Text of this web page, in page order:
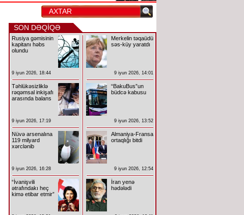
SON DƏQİQƏ
Rusiya gəmisinin
kapitanı həbs
olundu
9 iyun 2026, 18:44
Təhlükəsizliklə
rəqəmsal inkişafı
arasında balans
9 iyun 2026, 17:19
Nüvə arsenalına
119 milyard
xərclənib
9 iyun 2026, 16:28
“İvanişvili
ətrafındakı heç
kimə etibar etmir”
Merkelin təqaüdü
səs-küy yaratdı
9 iyun 2026, 14:01
“BakuBus”un
büdcə kabusu
9 iyun 2026, 13:52
Almaniya-Fransa
ortaqlığı bitdi
9 iyun 2026, 12:54
İran yenə
hədələdi